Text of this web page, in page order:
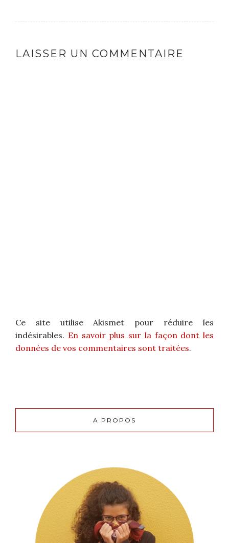
LAISSER UN COMMENTAIRE
Ce site utilise Akismet pour réduire les
indésirables. En savoir plus sur la façon dont les
données de vos commentaires sont traitées.
A PROPOS